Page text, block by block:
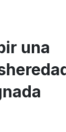
una